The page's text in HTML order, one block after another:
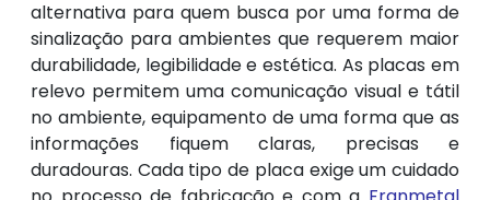
alternativa para quem busca por uma forma de
sinalização para ambientes que requerem maior
durabilidade, legibilidade e estética. As placas em
relevo permitem uma comunicação visual e tátil
no ambiente, equipamento de uma forma que as
informações fiquem claras, precisas e
duradouras. Cada tipo de placa exige um cuidado